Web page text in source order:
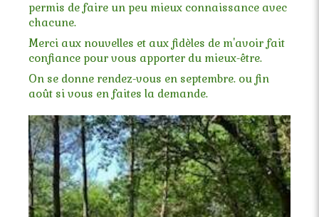
permis de faire un peu mieux connaissance avec
chacune.
Merci aux nouvelles et aux fidèles de m'avoir fait
confiance pour vous apporter du mieux-être.
On se donne rendez-vous en septembre. ou fin
août si vous en faites la demande.